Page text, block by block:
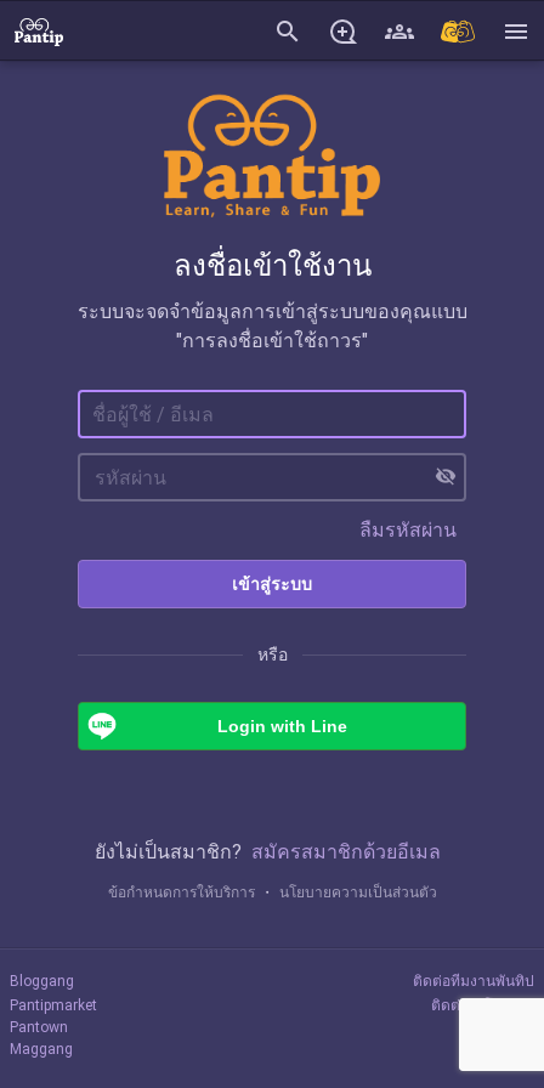
search menu
ลงชื่อเข้าใช้งาน
ระบบจะจดจำข้อมูลการเข้าสู่ระบบของคุณแบบ
"การลงชื่อเข้าใช้ถาวร"
visibility_off
ลืมรหัสผ่าน
เข้าสู่ระบบ
หรือ
Login with Line
ยังไม่เป็นสมาชิก? สมัครสมาชิกด้วยอีเมล
ข้อกำหนดการให้บริการ ・ นโยบายความเป็นส่วนตัว
Bloggang
Pantipmarket
Pantown
Maggang
ติดต่อทีมงานพันทิป
ติดต่อลงโฆษณา